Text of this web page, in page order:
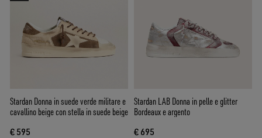
Stardan Donna in suede verde militare e
cavallino beige con stella in suede beige
€ 595
Stardan LAB Donna in pelle e glitter
Bordeaux e argento
€ 695